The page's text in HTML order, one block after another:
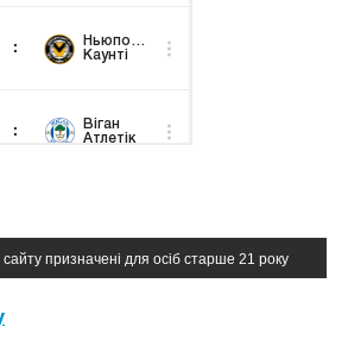
призначені для осіб старше 21 року